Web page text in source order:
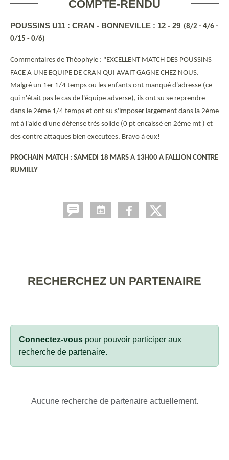
COMPTE-RENDU
POUSSINS U11 : CRAN - BONNEVILLE : 12 - 29 (8/2 - 4/6 -
0/15 - 0/6)
Commentaires de Théophyle : "EXCELLENT MATCH DES POUSSINS
FACE A UNE EQUIPE DE CRAN QUI AVAIT GAGNE CHEZ NOUS.
Malgré un 1er 1/4 temps ou les enfants ont manqué d'adresse (ce
qui n'était pas le cas de l'équipe adverse), ils ont su se reprendre
dans le 2ème 1/4 temps et ont su s'imposer largement dans la 2ème
mt à l'aide d'une défense très solide (0 pt encaissé en 2ème mt ) et
des contre attaques bien executees. Bravo à eux!
PROCHAIN MATCH : SAMEDI 18 MARS A 13H00 A FALLION CONTRE
RUMILLY
RECHERCHEZ UN PARTENAIRE
Connectez-vous pour pouvoir participer aux
recherche de partenaire.
Aucune recherche de partenaire actuellement.